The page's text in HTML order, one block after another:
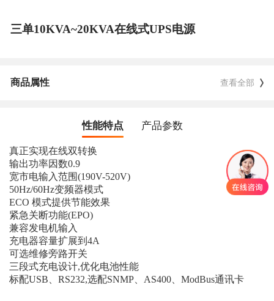
三单10KVA~20KVA在线式UPS电源
商品属性 查看全部
性能特点 产品参数
真正实现在线双转换
输出功率因数0.9
宽市电输入范围(190V-520V)
50Hz/60Hz变频器模式
ECO 模式提供节能效果
紧急关断功能(EPO)
兼容发电机输入
充电器容量扩展到4A
可选维修旁路开关
三段式充电设计,优化电池性能
标配USB、RS232,选配SNMP、AS400、ModBus通讯卡